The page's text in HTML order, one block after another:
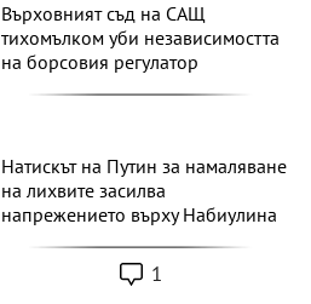
Върховният съд на САЩ
тихомълком уби независимостта
на борсовия регулатор
Натискът на Путин за намаляване
на лихвите засилва
напрежението върху Набиулина
1